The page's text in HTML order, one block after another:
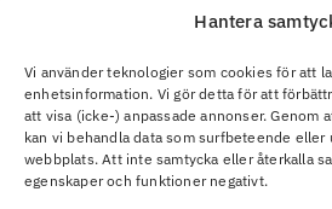
Hantera
Vi använder teknologier som cookies för att
enhetsinformation. Vi gör detta för att
att visa (icke-) anpassade annonser. Genom
kan vi behandla data som surfbeteende eller
webbplats. Att inte samtycka eller återkalla
egenskaper och funktioner negativt.
KALIBRERING
OPTIMERING &
FELSÖKNING